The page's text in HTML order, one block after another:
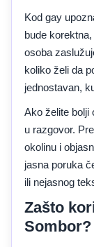
Kod gay
bude
osoba
koliko želi da
jednostavan,
Ako želite bolji
u razgovor.
okolinu i
jasna poruka
ili nejasnog
Zašto
Sombor?